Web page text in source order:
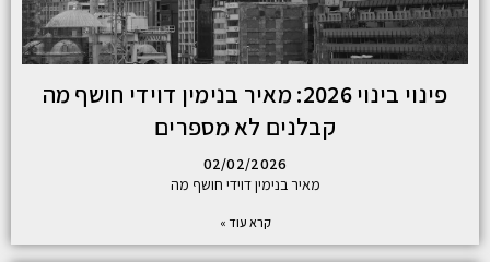
פינוי בינוי 2026: מאיר בנימין דוידי חושף מה
קבלנים לא מספרים
02/02/2026
מאיר בנימין דוידי חושף מה
קרא עוד »